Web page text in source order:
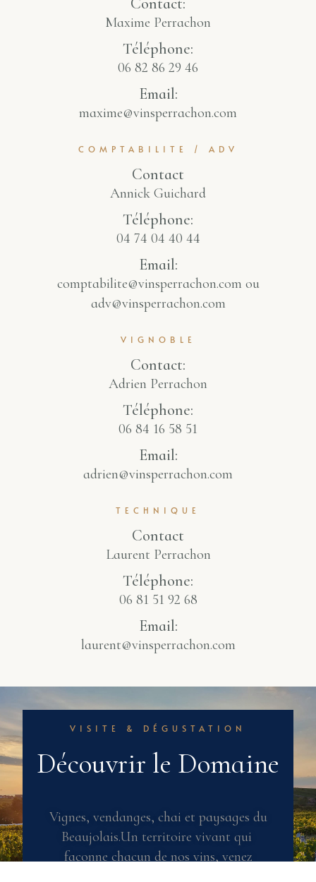
Contact:
Maxime Perrachon
Téléphone:
06 82 86 29 46
Email:
maxime@vinsperrachon.com
COMPTABILITE / ADV
Contact
Annick Guichard
Téléphone:
04 74 04 40 44
Email:
comptabilite@vinsperrachon.com ou
adv@vinsperrachon.com
VIGNOBLE
Contact:
Adrien Perrachon
Téléphone:
06 84 16 58 51
Email:
adrien@vinsperrachon.com
TECHNIQUE
Contact
Laurent Perrachon
Téléphone:
06 81 51 92 68
Email:
laurent@vinsperrachon.com
VISITE & DÉGUSTATION
Découvrir le Domaine
Vignes, vendanges, chai et paysages du
Beaujolais.Un territoire vivant qui
façonne chacun de nos vins, venez